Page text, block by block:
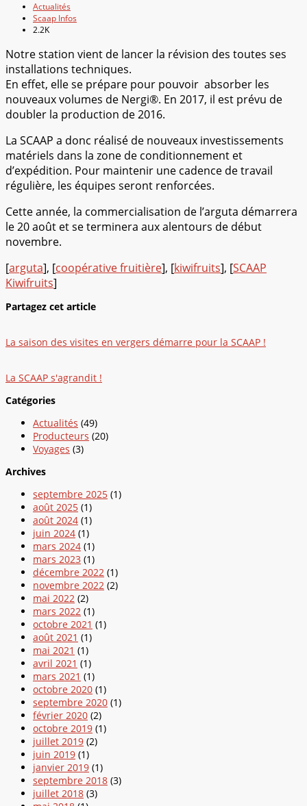
Actualités
Scaap Infos
2.2K
Notre station vient de lancer la révision des toutes ses
installations techniques.
En effet, elle se prépare pour pouvoir absorber les
nouveaux volumes de Nergi®. En 2017, il est prévu de
doubler la production de 2016.
La SCAAP a donc réalisé de nouveaux investissements
matériels dans la zone de conditionnement et
d’expédition. Pour maintenir une cadence de travail
régulière, les équipes seront renforcées.
Cette année, la commercialisation de l’arguta démarrera
le 20 août et se terminera aux alentours de début
novembre.
[arguta], [coopérative fruitière], [kiwifruits], [SCAAP
Kiwifruits]
Partagez cet article
La saison des visites en vergers démarre pour la SCAAP !
La SCAAP s'agrandit !
Catégories
Actualités (49)
Producteurs (20)
Voyages (3)
Archives
septembre 2025 (1)
août 2025 (1)
août 2024 (1)
juin 2024 (1)
mars 2024 (1)
mars 2023 (1)
décembre 2022 (1)
novembre 2022 (2)
mai 2022 (2)
mars 2022 (1)
octobre 2021 (1)
août 2021 (1)
mai 2021 (1)
avril 2021 (1)
mars 2021 (1)
octobre 2020 (1)
septembre 2020 (1)
février 2020 (2)
octobre 2019 (1)
juillet 2019 (2)
juin 2019 (1)
janvier 2019 (1)
septembre 2018 (3)
juillet 2018 (3)